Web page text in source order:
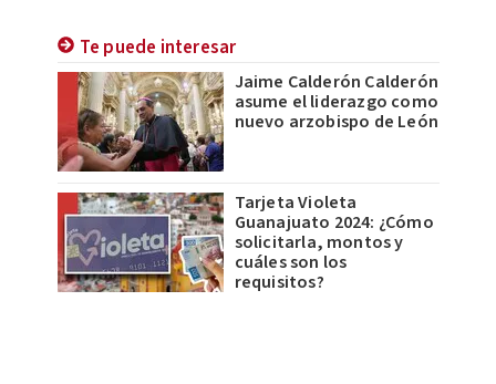
Te puede interesar
Jaime Calderón Calderón
asume el liderazgo como
nuevo arzobispo de León
Tarjeta Violeta
Guanajuato 2024: ¿Cómo
solicitarla, montos y
cuáles son los
requisitos?